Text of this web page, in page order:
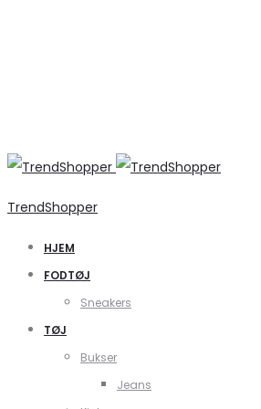
TrendShopper
HJEM
FODTØJ
Sneakers
TØJ
Bukser
Jeans